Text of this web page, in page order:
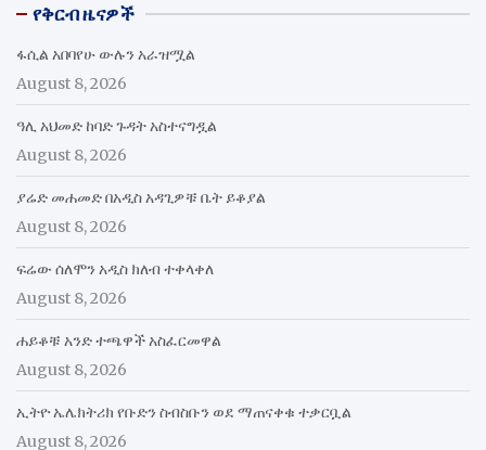
የቅርብ ዜናዎች
ፋሲል አበባየሁ ውሉን አራዝሟል
August 8, 2026
ዓሊ አህመድ ከባድ ጉዳት አስተናግዷል
August 8, 2026
ያሬድ መሐመድ በአዲስ አዳጊዎቹ ቤት ይቆያል
August 8, 2026
ፍሬው ሰለሞን አዲስ ክለብ ተቀላቀለ
August 8, 2026
ሐይቆቹ አንድ ተጫዋች አስፈርመዋል
August 8, 2026
ኢትዮ ኤሌክትሪክ የቡድን ስብስቡን ወደ ማጠናቀቁ ተቃርቧል
August 8, 2026